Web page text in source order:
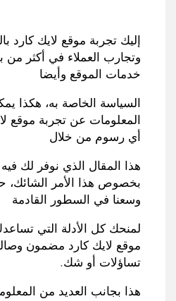
إليك تجربة موقع لايك كارد
وتجارب العملاء في أكثر من
خدمات الموقع وأيضا
السياسة الخاصة به، هكذا
المعلومات عن تجربة موقع
أي رسوم من خلال
هذا المقال الذي نوفر لك
بخصوص هذا الأمر الشائك،
وسعنا في السطور القادمة
لمنحك كل الأدلة التي
موقع لايك كارد مضمون
تساؤلات أو شك.
هذا بجانب العديد من